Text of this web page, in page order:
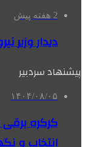
2 هفته پیش
دیدار وزیر
پیشنهاد سردبیر
۱۴۰۴/۰۸/۰۵
کرکره
انتخاب و